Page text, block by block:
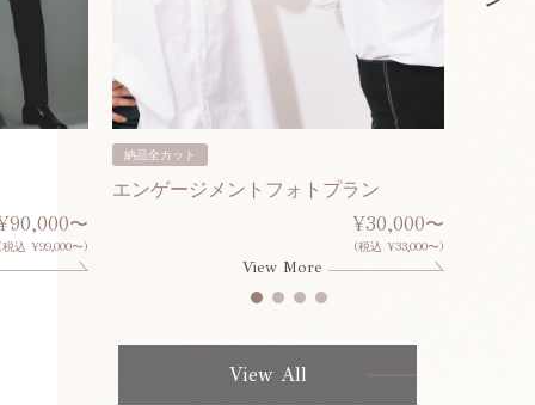
〜
(税込 ¥99,000〜)
納品全カット
エンゲージメントフォトプラン
¥30,000〜
(税込 ¥33,000〜)
View More
View All